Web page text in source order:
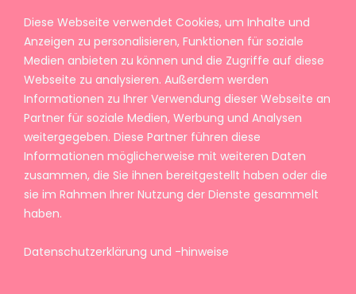
Diese Webseite verwendet Cookies, um Inhalte und
Anzeigen zu personalisieren, Funktionen für soziale
Medien anbieten zu können und die Zugriffe auf diese
Webseite zu analysieren. Außerdem werden
Informationen zu Ihrer Verwendung dieser Webseite an
Partner für soziale Medien, Werbung und Analysen
weitergegeben. Diese Partner führen diese
Informationen möglicherweise mit weiteren Daten
zusammen, die Sie ihnen bereitgestellt haben oder die
sie im Rahmen Ihrer Nutzung der Dienste gesammelt
haben.
Datenschutzerklärung und -hinweise